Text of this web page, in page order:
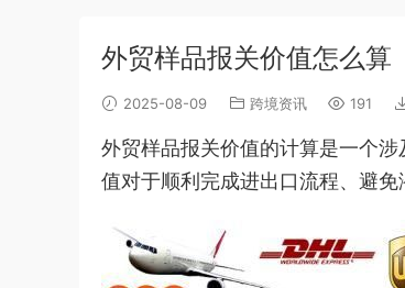
外贸样品报关价值怎么算
2025-08-09 跨境资讯 191
外贸样品报关价值的计算是一个
值对于顺利完成进出口流程、避免